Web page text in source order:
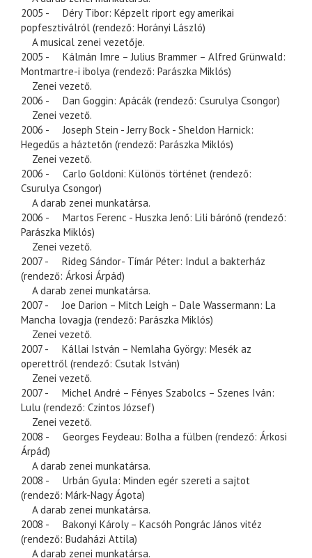
2005 - Déry Tibor: Képzelt riport egy amerikai
popfesztiválról (rendező: Horányi László)
A musical zenei vezetője.
2005 - Kálmán Imre – Julius Brammer – Alfred Grünwald:
Montmartre-i ibolya (rendező: Parászka Miklós)
Zenei vezető.
2006 - Dan Goggin: Apácák (rendező: Csurulya Csongor)
Zenei vezető.
2006 - Joseph Stein - Jerry Bock - Sheldon Harnick:
Hegedűs a háztetőn (rendező: Parászka Miklós)
Zenei vezető.
2006 - Carlo Goldoni: Különös történet (rendező:
Csurulya Csongor)
A darab zenei munkatársa.
2006 - Martos Ferenc - Huszka Jenő: Lili bárónő (rendező:
Parászka Miklós)
Zenei vezető.
2007 - Rideg Sándor- Tímár Péter: Indul a bakterház
(rendező: Árkosi Árpád)
A darab zenei munkatársa.
2007 - Joe Darion – Mitch Leigh – Dale Wassermann: La
Mancha lovagja (rendező: Parászka Miklós)
Zenei vezető.
2007 - Kállai István – Nemlaha György: Mesék az
operettről (rendező: Csutak István)
Zenei vezető.
2007 - Michel André – Fényes Szabolcs – Szenes Iván:
Lulu (rendező: Czintos József)
Zenei vezető.
2008 - Georges Feydeau: Bolha a fülben (rendező: Árkosi
Árpád)
A darab zenei munkatársa.
2008 - Urbán Gyula: Minden egér szereti a sajtot
(rendező: Márk-Nagy Ágota)
A darab zenei munkatársa.
2008 - Bakonyi Károly – Kacsóh Pongrác János vitéz
(rendező: Budaházi Attila)
A darab zenei munkatársa.